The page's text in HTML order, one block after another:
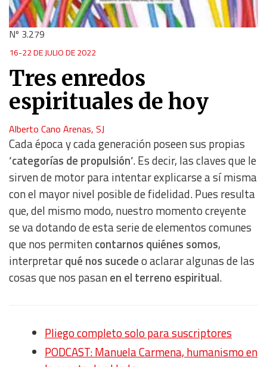
Nº 3.279
16-22 DE JULIO DE 2022
Tres enredos
espirituales de hoy
Alberto Cano Arenas, SJ
Cada época y cada generación poseen sus propias
‘categorías de propulsión’. Es decir, las claves que le
sirven de motor para intentar explicarse a sí misma
con el mayor nivel posible de fidelidad. Pues resulta
que, del mismo modo, nuestro momento creyente
se va dotando de esta serie de elementos comunes
que nos permitencontarnos quiénes somos,
interpretarqué nos sucedeo aclarar algunas de las
cosas que nos pasanen el terreno espiritual.
Pliego completo solo para suscriptores
PODCAST: Manuela Carmena, humanismo en